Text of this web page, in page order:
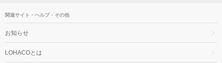
関連サイト・ヘルプ・その他
お知らせ
LOHACOとは